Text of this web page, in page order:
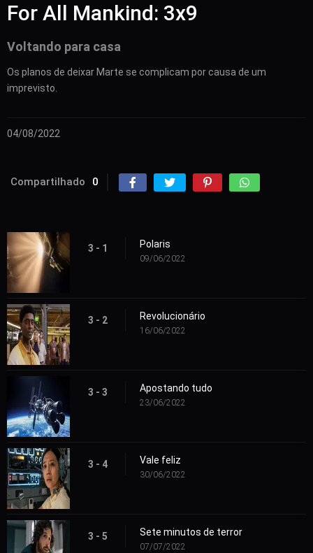
For All Mankind: 3x9
Voltando para casa
Os planos de deixar Marte se complicam por causa de um
imprevisto.
04/08/2022
Compartilhado 0
3 - 1 Polaris
09/06/2022
3 - 2 Revolucionário
16/06/2022
3 - 3 Apostando tudo
23/06/2022
3 - 4 Vale feliz
30/06/2022
3 - 5 Sete minutos de terror
07/07/2022